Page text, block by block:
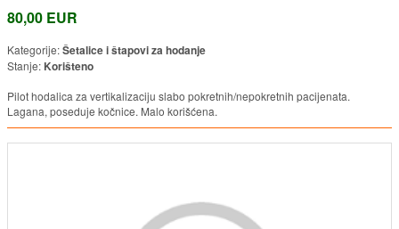
80,00 EUR
Kategorije:Šetalice i štapovi za hodanje
Stanje: Korišteno
Pilot hodalica za vertikalizaciju slabo pokretnih/nepokretnih pacijenata.
Lagana, poseduje kočnice. Malo korišćena.